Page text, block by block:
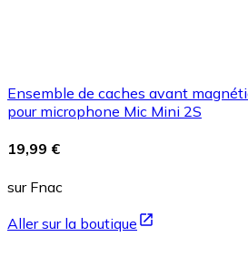
Ensemble de caches avant
pour microphone Mic Mini 2S
19,99 €
sur Fnac
Aller sur la boutique